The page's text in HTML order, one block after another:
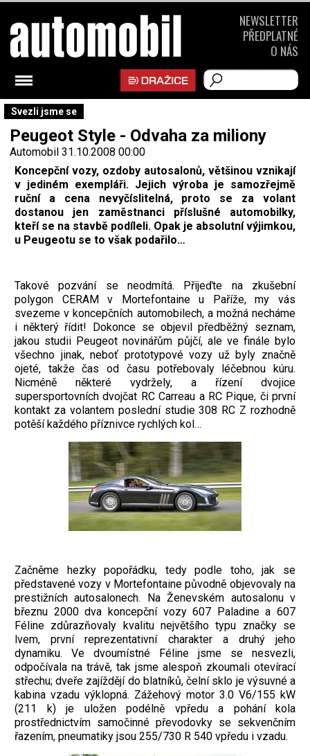
Svezli jsme se
Peugeot Style - Odvaha za miliony
Automobil 31.10.2008 00:00
Koncepční vozy, ozdoby autosalonů, většinou vznikají
v jediném exempláři. Jejich výroba je samozřejmě
ruční a cena nevyčíslitelná, proto se za volant
dostanou jen zaměstnanci příslušné automobilky,
kteří se na stavbě podíleli. Opak je absolutní výjimkou,
u Peugeotu se to však podařilo…
Takové pozvání se neodmítá. Přijeďte na zkušební
polygon CERAM v Mortefontaine u Paříže, my vás
svezeme v koncepčních automobilech, a možná necháme
i některý řídit! Dokonce se objevil předběžný seznam,
jakou studii Peugeot novinářům půjčí, ale ve finále bylo
všechno jinak, neboť prototypové vozy už byly značně
ojeté, takže čas od času potřebovaly léčebnou kúru.
Nicméně některé vydržely, a řízení dvojice
supersportovních dvojčat RC Carreau a RC Pique, či první
kontakt za volantem poslední studie 308 RC Z rozhodně
potěší každého příznivce rychlých kol…
Začněme hezky popořádku, tedy podle toho, jak se
představené vozy v Mortefontaine původně objevovaly na
prestižních autosalonech. Na Ženevském autosalonu v
březnu 2000 dva koncepční vozy 607 Paladine a 607
Féline zdůrazňovaly kvalitu největšího typu značky se
lvem, první reprezentativní charakter a druhý jeho
dynamiku. Ve dvoumístné Féline jsme se nesvezli,
odpočívala na trávě, tak jsme alespoň zkoumali otevírací
střechu; dveře zajíždějí do blatníků, čelní sklo je výsuvné a
kabina vzadu výklopná. Zážehový motor 3.0 V6/155 kW
(211 k) je uložen podélně vpředu a pohání kola
prostřednictvím samočinné převodovky se sekvenčním
řazením, pneumatiky jsou 255/730 R 540 vpředu i vzadu.
NEWSLETTER
PŘEDPLATNÉ
O NÁS